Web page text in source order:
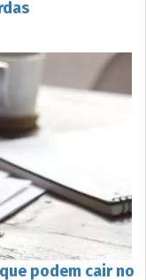
podem cair no